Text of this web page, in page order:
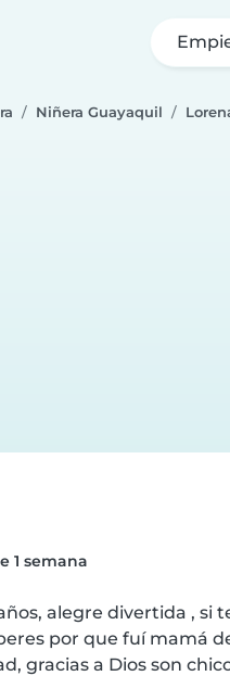
Niñera Guayaquil
1 semana
alegre divertida , si
por que fuí mamá
gracias a Dios son